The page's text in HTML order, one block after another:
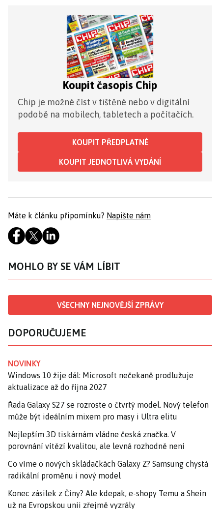
Koupit časopis Chip
Chip je možné číst v tištěné nebo v digitální
podobě na mobilech, tabletech a počítačích.
KOUPIT PŘEDPLATNÉ
KOUPIT JEDNOTLIVÁ VYDÁNÍ
Máte k článku připomínku? Napište nám
MOHLO BY SE VÁM LÍBIT
VŠECHNY NEJNOVĚJŠÍ ZPRÁVY
DOPORUČUJEME
NOVINKY
Windows 10 žije dál: Microsoft nečekaně prodlužuje
aktualizace až do října 2027
Řada Galaxy S27 se rozroste o čtvrtý model. Nový telefon
může být ideálním mixem pro masy i Ultra elitu
Nejlepším 3D tiskárnám vládne česká značka. V
porovnání vítězí kvalitou, ale levná rozhodně není
Co víme o nových skládačkách Galaxy Z? Samsung chystá
radikální proměnu i nový model
Konec zásilek z Číny? Ale kdepak, e-shopy Temu a Shein
už na Evropskou unii zřejmě vyzrály